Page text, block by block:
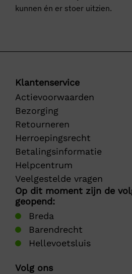
kunnen én er stoer uitzien.
Klantenservice
Actievoorwaarden
Bezorging
Retourneren
Herroepingsrecht
Betalingsinformatie
Helpcentrum
Veelgestelde vragen
Op dit moment zijn de
geopend:
Breda
Barendrecht
Hellevoetsluis
Volg ons